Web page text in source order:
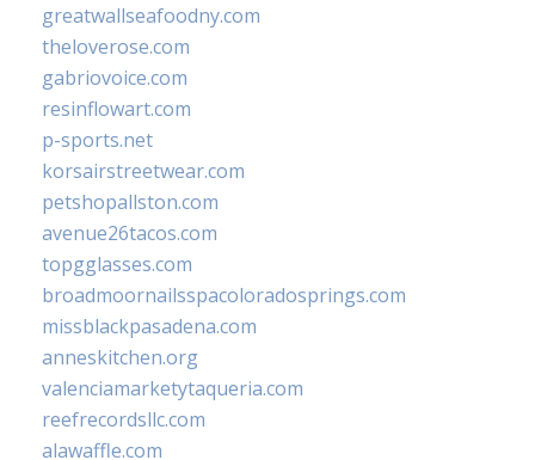
greatwallseafoodny.com
theloverose.com
gabriovoice.com
resinflowart.com
p-sports.net
korsairstreetwear.com
petshopallston.com
avenue26tacos.com
topgglasses.com
broadmoornailsspacoloradosprings.com
missblackpasadena.com
anneskitchen.org
valenciamarketytaqueria.com
reefrecordsllc.com
alawaffle.com